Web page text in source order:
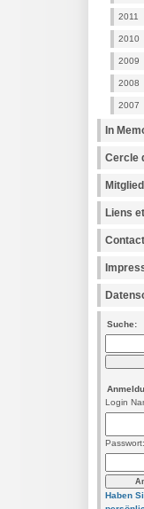
2011
2010
2009
2008
2007
In
Cercle
Liens
Suche:
Login
Passwort:
Haben